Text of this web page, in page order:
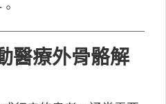
醫療外骨骼解